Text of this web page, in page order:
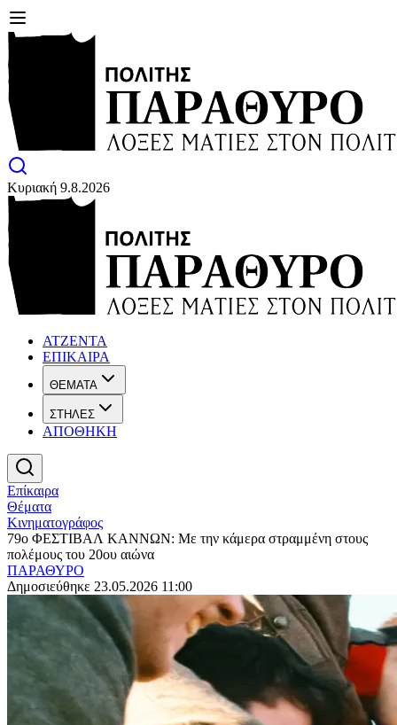
Κυριακή 9.8.2026
ΑΤΖΕΝΤΑ
ΕΠΙΚΑΙΡΑ
ΘΕΜΑΤΑ
ΣΤΗΛΕΣ
ΑΠΟΘΗΚΗ
Επίκαιρα
Θέματα
Κινηματογράφος
79ο ΦΕΣΤΙΒΑΛ ΚΑΝΝΩΝ: Με την κάμερα στραμμένη στους
πολέμους του 20ου αιώνα
ΠΑΡΑΘΥΡΟ
Δημοσιεύθηκε 23.05.2026 11:00